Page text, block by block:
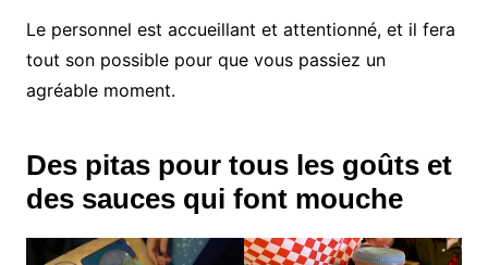
Le personnel est accueillant et attentionné, et il fera
tout son possible pour que vous passiez un
agréable moment.
Des pitas pour tous les goûts et
des sauces qui font mouche